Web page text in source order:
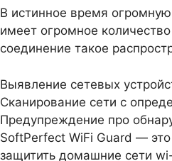
В истинное время
имеет огромное
соединение такое
Выявление сетевых
Сканирование сети с
Предупреждение про
SoftPerfect WiFi Guard —
защитить домашние сети